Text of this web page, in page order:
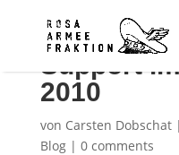
Support
2010
von Carsten Dobschat|
Blog| 0 comments